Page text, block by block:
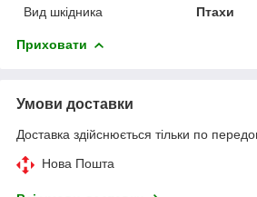
Вид шкідника
Птахи
Приховати
Умови доставки
Доставка здійснюється тільки по
Нова Пошта